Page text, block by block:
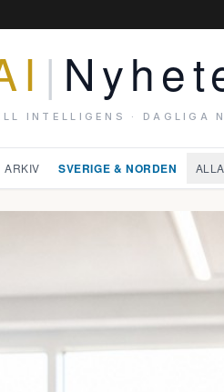
|
INTELLIGENS · DAGLIGA
ARKIV SVERIGE & NORDEN